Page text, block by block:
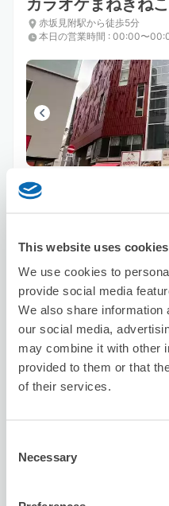
This website uses cookies
We use cookies to
provide social media
We also share information
our social media,
may combine it with other
provided to them or that
of their services.
Selection
Necessary
カラオケまねきね
赤坂見附駅から徒歩5分
本日の営業時間 : 00:00〜
保管できる荷物数
スーツケースサイズ
残2
この店
ビッグエコー赤坂
赤坂駅から徒歩1分
遅めの時間に受け渡しを